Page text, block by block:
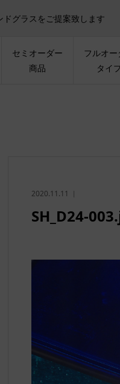
グラスをご提案致します
セミオーダー
商品
フルオー
タイ
2020.11.11
SH_D24-